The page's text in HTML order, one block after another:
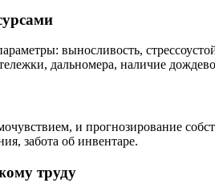
выносливость,
дальномера, наличие
и прогнозирование
забота об инвентаре.
труду